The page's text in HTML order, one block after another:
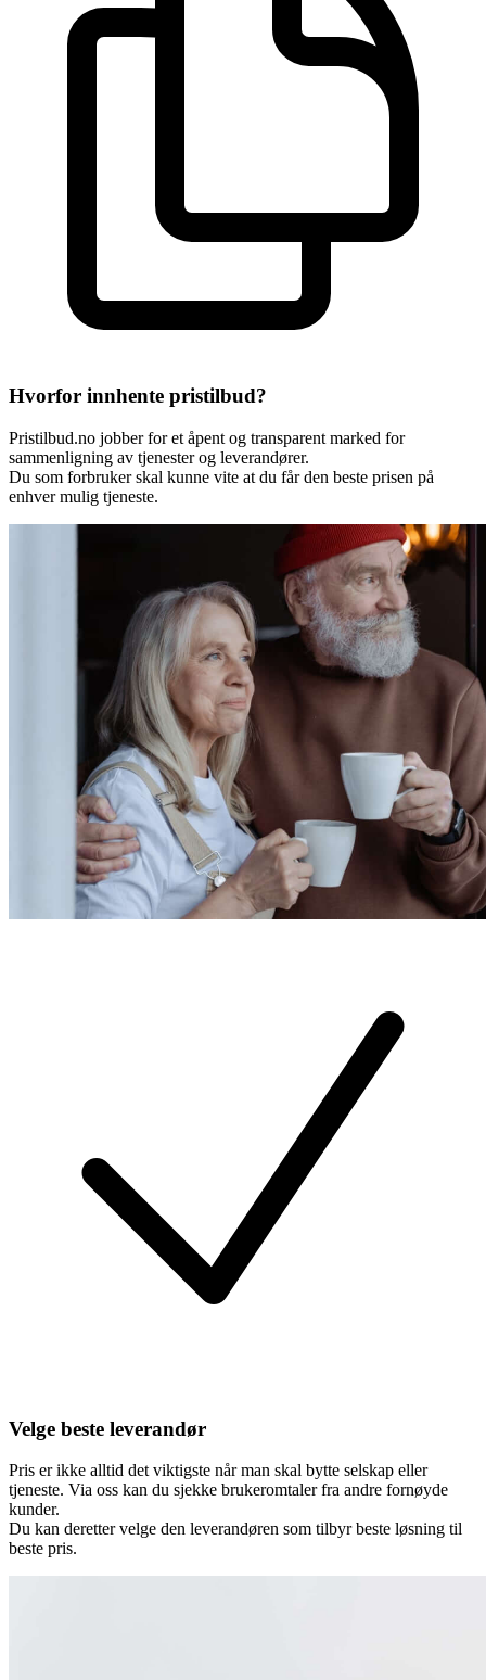
Hvorfor innhente pristilbud?
Pristilbud.no jobber for et åpent og transparent marked for
sammenligning av tjenester og leverandører.
Du som forbruker skal kunne vite at du får den beste prisen på
enhver mulig tjeneste.
Velge beste leverandør
Pris er ikke alltid det viktigste når man skal bytte selskap eller
tjeneste. Via oss kan du sjekke brukeromtaler fra andre fornøyde
kunder.
Du kan deretter velge den leverandøren som tilbyr beste løsning til
beste pris.